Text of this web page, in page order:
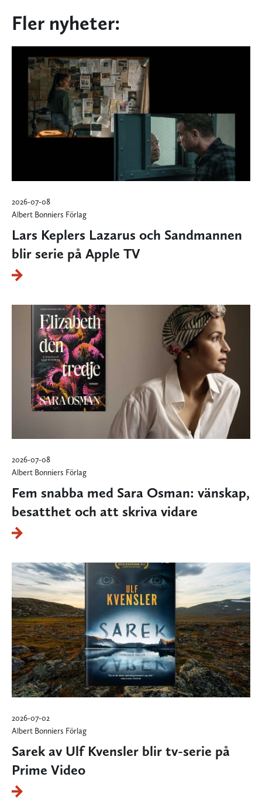
Fler nyheter:
2026-07-08
Albert Bonniers Förlag
Lars Keplers Lazarus och Sandmannen
blir serie på Apple TV
2026-07-08
Albert Bonniers Förlag
Fem snabba med Sara Osman: vänskap,
besatthet och att skriva vidare
2026-07-02
Albert Bonniers Förlag
Sarek av Ulf Kvensler blir tv-serie på
Prime Video